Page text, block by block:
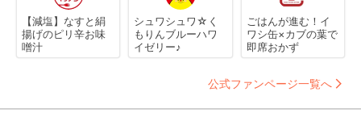
【減塩】なすと絹
揚げのピリ辛お味
噌汁
シュワシュワ☆く
もりんブルーハワ
イゼリー♪
ごはんが進む！イ
ワシ缶×カブの葉で
即席おかず
公式ファンページ一覧へ